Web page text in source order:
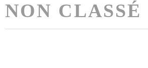
NON CLASSÉ